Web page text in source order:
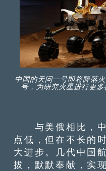
中国的天问一号即将降落
号，为研究火星进行更多
与美俄相比，中
点低，但在不长的
大进步。几代中国
拔，默默奉献，实